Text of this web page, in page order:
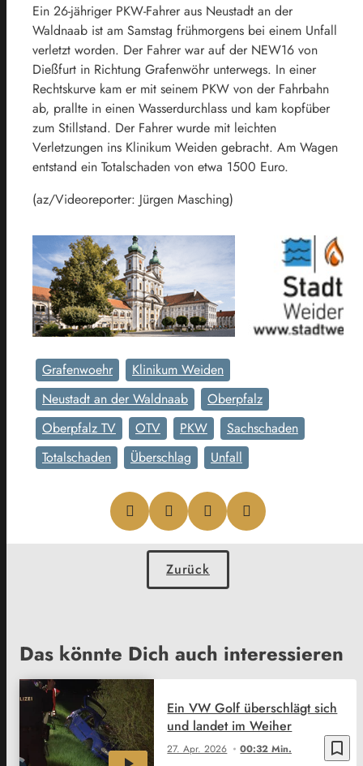
Ein 26-jähriger PKW-Fahrer aus Neustadt an der
Waldnaab ist am Samstag frühmorgens bei einem Unfall
verletzt worden. Der Fahrer war auf der NEW16 von
Dießfurt in Richtung Grafenwöhr unterwegs. In einer
Rechtskurve kam er mit seinem PKW von der Fahrbahn
ab, prallte in einen Wasserdurchlass und kam kopfüber
zum Stillstand. Der Fahrer wurde mit leichten
Verletzungen ins Klinikum Weiden gebracht. Am Wagen
entstand ein Totalschaden von etwa 1500 Euro.
(az/Videoreporter: Jürgen Masching)
Grafenwoehr
Klinikum Weiden
Neustadt an der Waldnaab
Oberpfalz
Oberpfalz TV
OTV PKW
Sachschaden
Totalschaden
Überschlag Unfall
Zurück
Das könnte Dich auch interessieren
bookmark_border
27. Apr. 2026 00:32 Min.
Ein VW Golf überschlägt sich
und landet im Weiher